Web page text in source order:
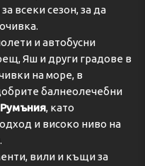
всеки сезон, за да
и автобусни
Яш и други градове в
на море, в
балнеолечебни
Румъния, като
и високо ниво на
вили и къщи за